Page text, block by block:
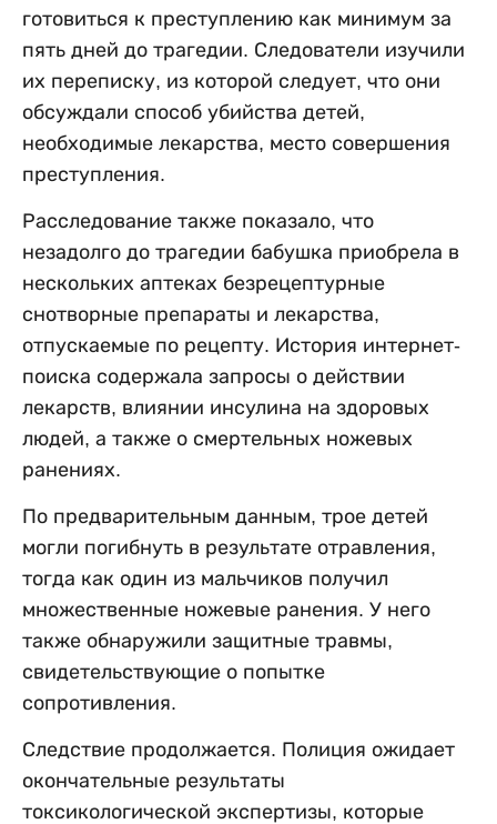
готовиться к преступлению как минимум за
пять дней до трагедии. Следователи изучили
их переписку, из которой следует, что они
обсуждали способ убийства детей,
необходимые лекарства, место совершения
преступления.
Расследование также показало, что
незадолго до трагедии бабушка приобрела в
нескольких аптеках безрецептурные
снотворные препараты и лекарства,
отпускаемые по рецепту. История интернет-
поиска содержала запросы о действии
лекарств, влиянии инсулина на здоровых
людей, а также о смертельных ножевых
ранениях.
По предварительным данным, трое детей
могли погибнуть в результате отравления,
тогда как один из мальчиков получил
множественные ножевые ранения. У него
также обнаружили защитные травмы,
свидетельствующие о попытке
сопротивления.
Следствие продолжается. Полиция ожидает
окончательные результаты
токсикологической экспертизы, которые